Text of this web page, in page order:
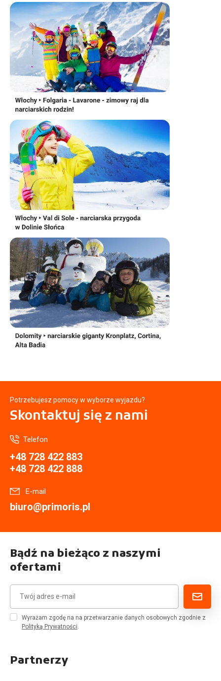
Potrzebujesz pomocy w wyborze wyjazdu?
Skontaktuj się z nami
Telefon
+48 728 422 883
+48 728 422 888
E-mail
biuro@primoris.pl
Bądź na bieżąco z naszymi
ofertami
Wyrażam zgodę na na przetwarzanie danych osobowych zgodnie z
Polityką Prywatności
Partnerzy